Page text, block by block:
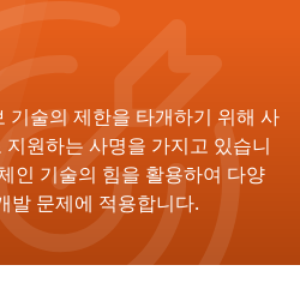
술의 제한을 타개하기 위해 사
원하는 사명을 가지고 있습니
인 기술의 힘을 활용하여 다양
발 문제에 적용합니다.